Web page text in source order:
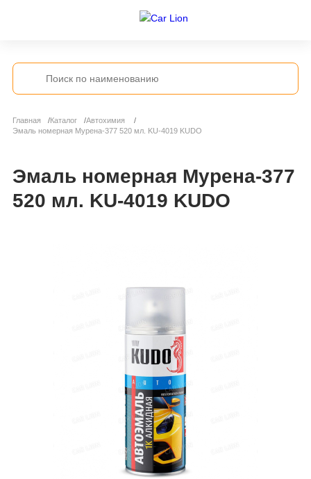
Главная Каталог
Автохимия
Эмаль номерная Мурена-377 520 мл. KU-4019 KUDO
Эмаль номерная Мурена-377
520 мл. KU-4019 KUDO